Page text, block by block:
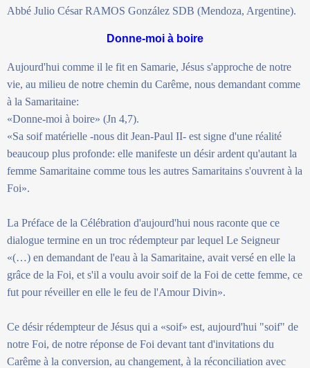
Abbé Julio César RAMOS González SDB (Mendoza, Argentine).
Donne-moi à boire
Aujourd'hui comme il le fit en Samarie, Jésus s'approche de notre
vie, au milieu de notre chemin du Carême, nous demandant comme
à la Samaritaine:
«Donne-moi à boire» (Jn 4,7).
«Sa soif matérielle -nous dit Jean-Paul II- est signe d'une réalité
beaucoup plus profonde: elle manifeste un désir ardent qu'autant la
femme Samaritaine comme tous les autres Samaritains s'ouvrent à la
Foi».
La Préface de la Célébration d'aujourd'hui nous raconte que ce
dialogue termine en un troc rédempteur par lequel Le Seigneur
«(…) en demandant de l'eau à la Samaritaine, avait versé en elle la
grâce de la Foi, et s'il a voulu avoir soif de la Foi de cette femme, ce
fut pour réveiller en elle le feu de l'Amour Divin».
Ce désir rédempteur de Jésus qui a «soif» est, aujourd'hui "soif" de
notre Foi, de notre réponse de Foi devant tant d'invitations du
Carême à la conversion, au changement, à la réconciliation avec